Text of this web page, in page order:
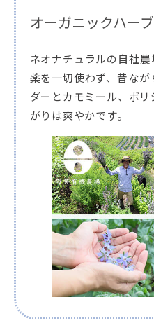
オーガニックハー
ネオナチュラルの自社農
薬を一切使わず、昔な
ダーとカモミール、ボ
がりは爽やかです。